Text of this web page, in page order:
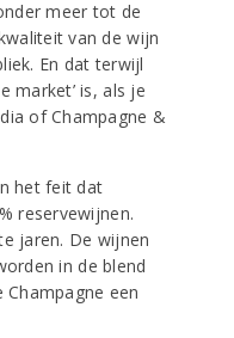
meer tot de
van de wijn
En dat terwijl
market’ is, als je
of Champagne &
het feit dat
reservewijnen.
jaren. De wijnen
in de blend
een